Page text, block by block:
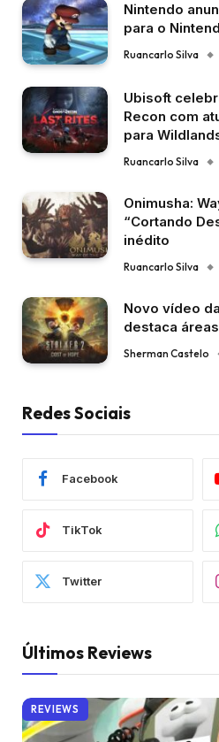
Nintendo
para o
Ruancarlo Silva
Ubisoft
Recon com
para
Ruancarlo Silva
Onimusha:
“Cortando
inédito
Ruancarlo Silva
Novo vídeo da
destaca
Sherman Castelo
Redes Sociais
Facebook
TikTok
Twitter
Últimos Reviews
REVIEWS